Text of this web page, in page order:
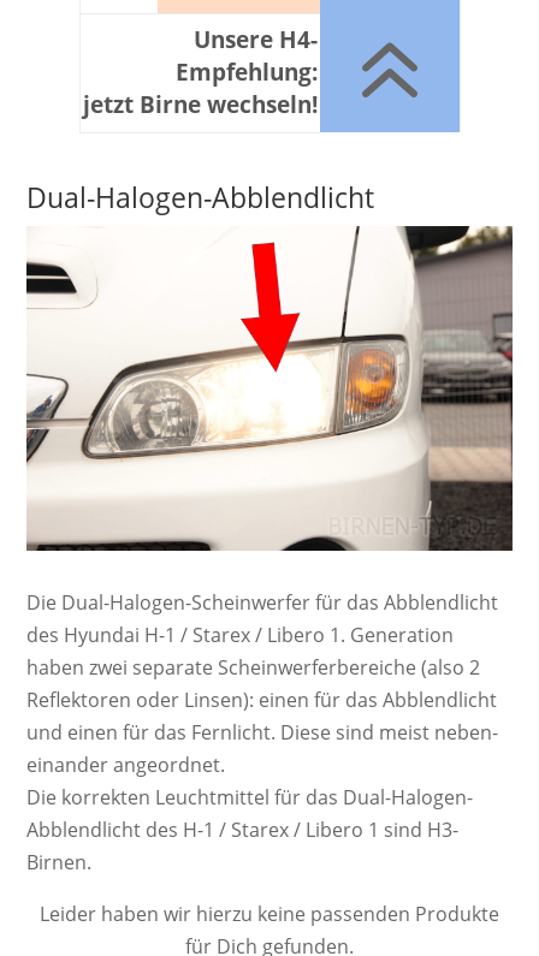
Unsere H4-
Empfehlung:
jetzt Birne wechseln!
6
Dual-Halogen-Abblendlicht
Die Dual-Ha­lo­gen-Schein­werf­er für das Abblendlicht
des Hyundai H-1 / Starex / Libero 1. Ge­ne­ra­ti­on
haben zwei se­pa­ra­te Schein­werf­er­be­rei­che (also 2
Re­flek­tor­en oder Lin­sen): einen für das Ab­blend­licht
und einen für das Fern­licht. Diese sind meist neben­
ein­ander an­ge­ord­net.
Die kor­rek­ten Leucht­mit­tel für das Dual-Halogen-
Abblendlicht des H-1 / Starex / Libero 1 sind H3-
Birnen.
Leider haben wir hierzu keine passenden Produkte
für Dich gefunden.